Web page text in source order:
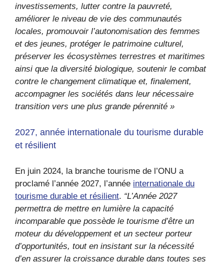
investissements, lutter contre la pauvreté,
améliorer le niveau de vie des communautés
locales, promouvoir l’autonomisation des femmes
et des jeunes, protéger le patrimoine culturel,
préserver les écosystèmes terrestres et maritimes
ainsi que la diversité biologique, soutenir le combat
contre le changement climatique et, finalement,
accompagner les sociétés dans leur nécessaire
transition vers une plus grande pérennité »
2027, année internationale du tourisme durable
et résilient
En juin 2024, la branche tourisme de l’ONU a
proclamé l’année 2027, l’année internationale du
tourisme durable et résilient. “L’Année 2027
permettra de mettre en lumière la capacité
incomparable que possède le tourisme d’être un
moteur du développement et un secteur porteur
d’opportunités, tout en insistant sur la nécessité
d’en assurer la croissance durable dans toutes ses